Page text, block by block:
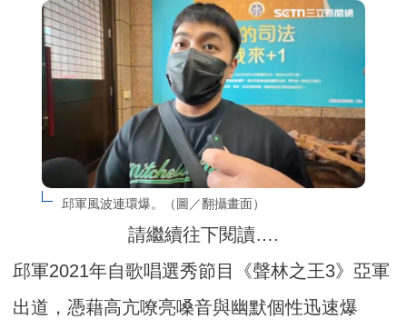
邱軍風波連環爆。（圖／翻攝畫面）
請繼續往下閱讀….
邱軍2021年自歌唱選秀節目《聲林之王3》亞軍
出道，憑藉高亢嘹亮嗓音與幽默個性迅速爆